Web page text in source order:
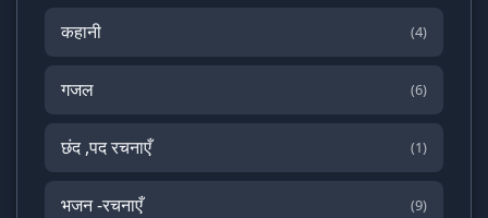
कहानी (4)
गजल (6)
छंद ,पद रचनाएँ (1)
भजन -रचनाएँ (9)